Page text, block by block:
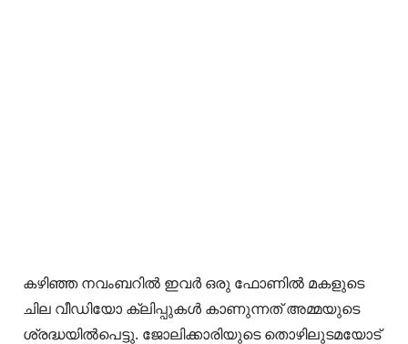
കഴിഞ്ഞ നവംബറില്‍ ഇവര്‍ ഒരു ഫോണില്‍ മകളുടെ
ചില വീഡിയോ ക്ലിപ്പുകള്‍ കാണുന്നത് അമ്മയുടെ
ശ്രദ്ധയില്‍പെട്ടു. ജോലിക്കാരിയുടെ തൊഴിലുടമയോട്